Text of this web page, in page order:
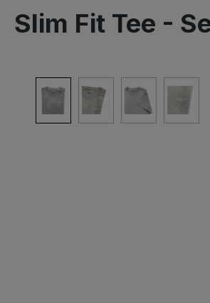
Slim Fit Tee -
Bildergalerie überspringen